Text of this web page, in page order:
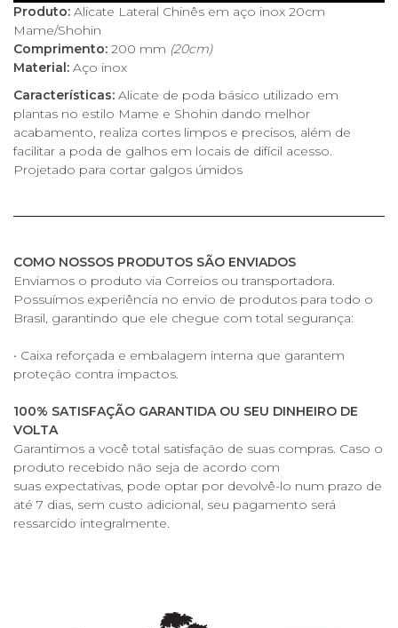
Produto: Alicate Lateral Chinês em aço inox 20cm
Mame/Shohin
Comprimento: 200 mm (20cm)
Material: Aço inox
Características: Alicate de poda básico utilizado em
plantas no estilo Mame e Shohin dando melhor
acabamento, realiza cortes limpos e precisos, além de
facilitar a poda de galhos em locais de difícil acesso.
Projetado para cortar galgos úmidos
COMO NOSSOS PRODUTOS SÃO ENVIADOS
Enviamos o produto via Correios ou transportadora.
Possuímos experiência no envio de produtos para todo o
Brasil, garantindo que ele chegue com total segurança:
• Caixa reforçada e embalagem interna que garantem
proteção contra impactos.
100% SATISFAÇÃO GARANTIDA OU SEU DINHEIRO DE
VOLTA
Garantimos a você total satisfação de suas compras. Caso o
produto recebido não seja de acordo com
suas expectativas, pode optar por devolvê-lo num prazo de
até 7 dias, sem custo adicional, seu pagamento será
ressarcido integralmente.